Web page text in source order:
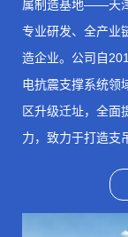
属制造基地——天
专业研发、全产业
造企业。公司自
电抗震支撑系统领
区升级迁址，全面
力，致力于打造支